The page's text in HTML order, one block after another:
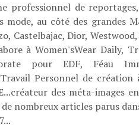
professionnel de
mode, au côté des grandes
Castelbajac, Dior,
à Women'sWear Daily,
pour EDF, Féau
Personnel de
des méta-images
nombreux articles parus